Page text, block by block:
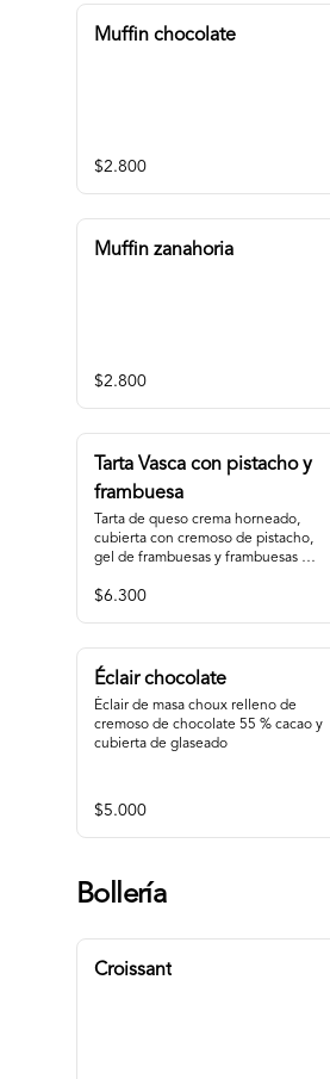
Muffin chocolate
$2.800
Muffin zanahoria
$2.800
Tarta Vasca con pistacho y
frambuesa
Tarta de queso crema horneado,
cubierta con cremoso de pistacho,
gel de frambuesas y frambuesas
$6.300
Éclair chocolate
Éclair de masa choux relleno de
cremoso de chocolate 55 % cacao y
cubierta de glaseado
$5.000
Bollería
Croissant